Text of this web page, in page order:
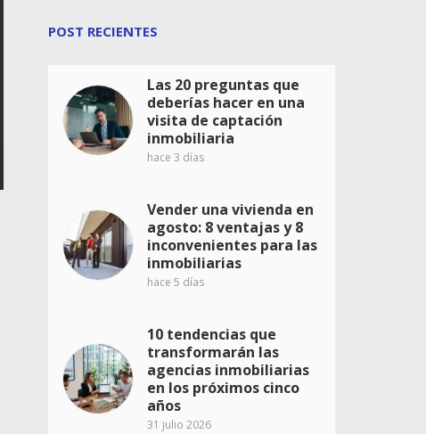
POST RECIENTES
Las 20 preguntas que
deberías hacer en una
visita de captación
inmobiliaria
hace 3 días
Vender una vivienda en
agosto: 8 ventajas y 8
inconvenientes para las
inmobiliarias
hace 5 días
10 tendencias que
transformarán las
agencias inmobiliarias
en los próximos cinco
años
31 julio 2026